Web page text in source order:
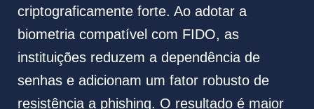
criptograficamente forte. Ao adotar a
biometria compatível com FIDO, as
instituições reduzem a dependência de
senhas e adicionam um fator robusto de
resistência a phishing. O resultado é maior